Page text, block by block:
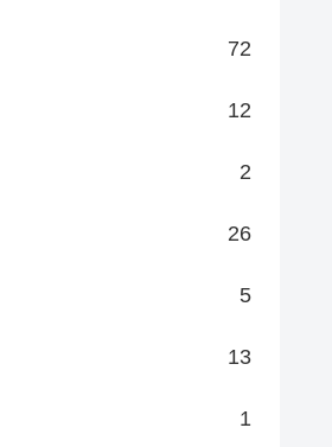
72
12
2
26
5
13
1